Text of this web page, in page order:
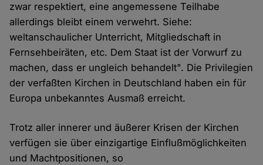
zwar respektiert, eine angemessene Teilhabe
allerdings bleibt einem verwehrt. Siehe:
weltanschaulicher Unterricht, Mitgliedschaft in
Fernsehbeiräten, etc. Dem Staat ist der Vorwurf zu
machen, dass er ungleich behandelt". Die Privilegien
der verfaßten Kirchen in Deutschland haben ein für
Europa unbekanntes Ausmaß erreicht.
Trotz aller innerer und äußerer Krisen der Kirchen
verfügen sie über einzigartige Einflußmöglichkeiten
und Machtpositionen, so